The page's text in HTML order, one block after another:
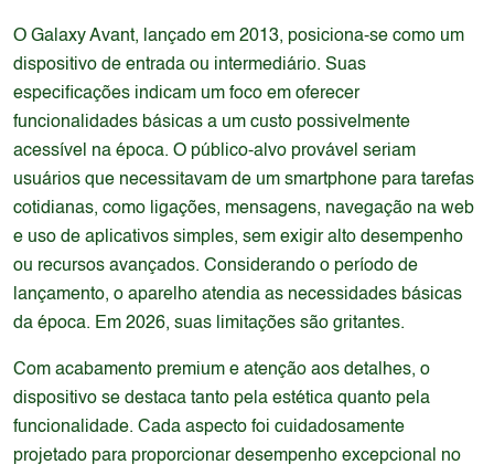
O Galaxy Avant, lançado em 2013, posiciona-se como um
dispositivo de entrada ou intermediário. Suas
especificações indicam um foco em oferecer
funcionalidades básicas a um custo possivelmente
acessível na época. O público-alvo provável seriam
usuários que necessitavam de um smartphone para tarefas
cotidianas, como ligações, mensagens, navegação na web
e uso de aplicativos simples, sem exigir alto desempenho
ou recursos avançados. Considerando o período de
lançamento, o aparelho atendia as necessidades básicas
da época. Em 2026, suas limitações são gritantes.
Com acabamento premium e atenção aos detalhes, o
dispositivo se destaca tanto pela estética quanto pela
funcionalidade. Cada aspecto foi cuidadosamente
projetado para proporcionar desempenho excepcional no